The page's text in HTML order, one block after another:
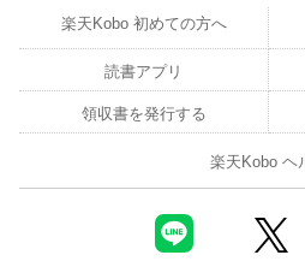
楽天Kobo 初めての方へ
読書アプリ
領収書を発行する
楽天Kobo ヘ